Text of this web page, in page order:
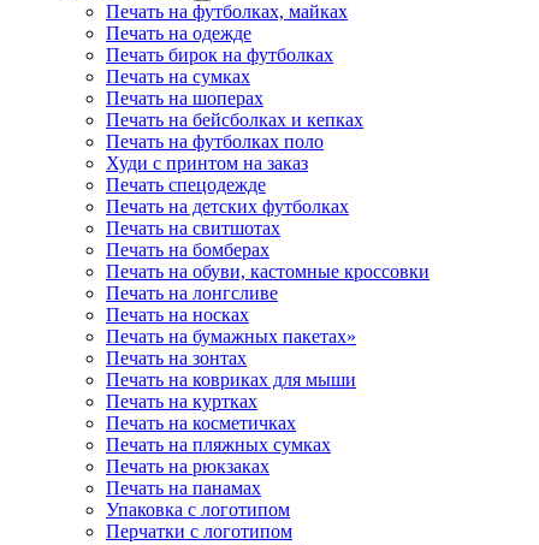
Печать на футболках, майках
Печать на одежде
Печать бирок на футболках
Печать на сумках
Печать на шоперах
Печать на бейсболках и кепках
Печать на футболках поло
Худи с принтом на заказ
Печать спецодежде
Печать на детских футболках
Печать на свитшотах
Печать на бомберах
Печать на обуви, кастомные кроссовки
Печать на лонгсливе
Печать на носках
Печать на бумажных пакетах»
Печать на зонтах
Печать на ковриках для мыши
Печать на куртках
Печать на косметичках
Печать на пляжных сумках
Печать на рюкзаках
Печать на панамах
Упаковка с логотипом
Перчатки с логотипом